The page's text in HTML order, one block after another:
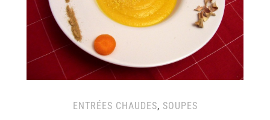
ENTRÉES CHAUDES, SOUPES